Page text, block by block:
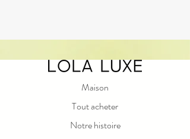
Maison
Tout acheter
Notre histoire